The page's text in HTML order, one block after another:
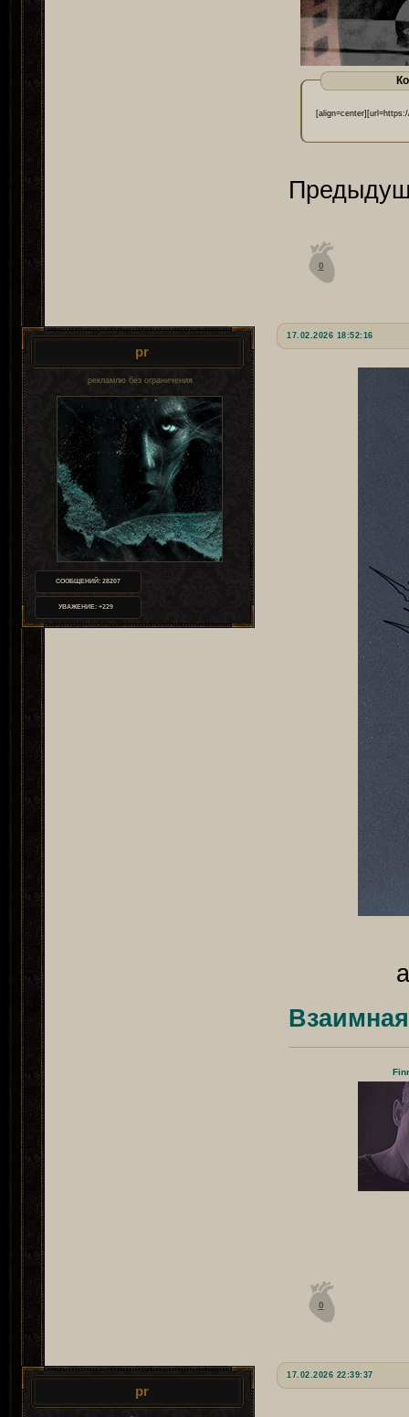
0
17.02.2026 18:52:16
pr
рекламлю без ограничения
СООБЩЕНИЙ: 28207
УВАЖЕНИЕ: +229
0
17.02.2026 22:39:37
pr